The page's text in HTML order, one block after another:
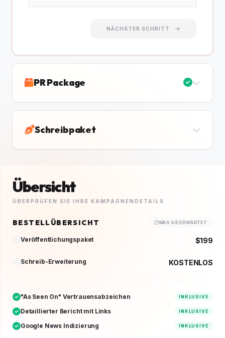
NÄCHSTER SCHRITT
PR Package
Schreibpaket
Übersicht
ÜBERPRÜFEN SIE IHRE KAMPAGNENDETAILS
BESTELLÜBERSICHT WAS SIE ERWARTET
Veröffentlichungspaket $199
Schreib-Erweiterung KOSTENLOS
"As Seen On" Vertrauensabzeichen INKLUSIVE
Detaillierter Bericht mit Links INKLUSIVE
Google News Indizierung INKLUSIVE